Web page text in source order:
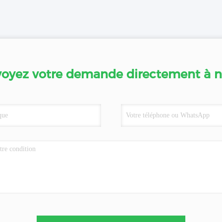
votre demande directement à